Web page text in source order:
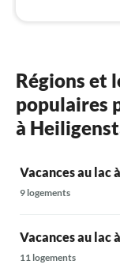
Régions et
populaires
à
Vacances au lac
9 logements
Vacances au lac
11 logements